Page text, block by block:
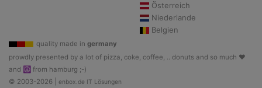
Österreich
Niederlande
Belgien
quality made in germany
prowdly presented by a lot of pizza, coke, coffee, .. donuts and so much ♥
and ☮ from hamburg ;-)
© 2003-2026 | enbox.de IT Lösungen